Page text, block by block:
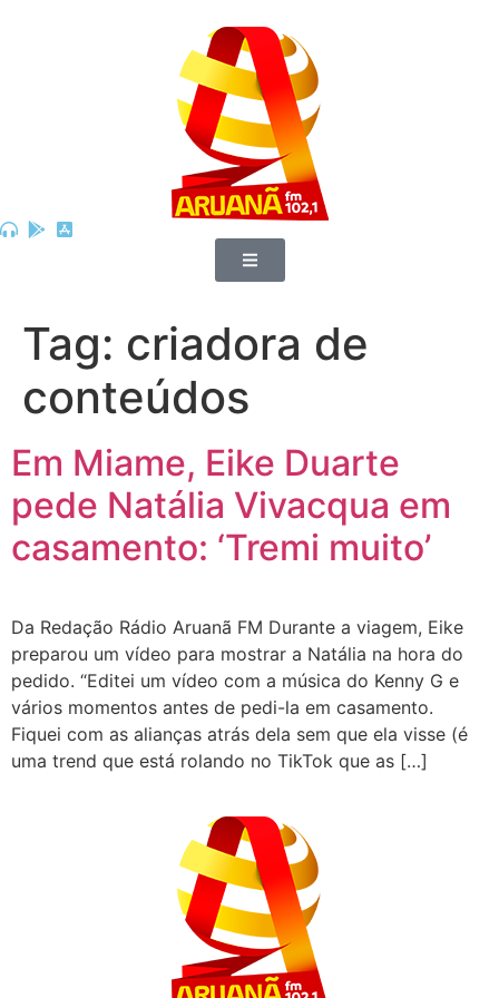
Tag: criadora de
conteúdos
Em Miame, Eike Duarte
pede Natália Vivacqua em
casamento: ‘Tremi muito’
Da Redação Rádio Aruanã FM Durante a viagem, Eike
preparou um vídeo para mostrar a Natália na hora do
pedido. “Editei um vídeo com a música do Kenny G e
vários momentos antes de pedi-la em casamento.
Fiquei com as alianças atrás dela sem que ela visse (é
uma trend que está rolando no TikTok que as […]